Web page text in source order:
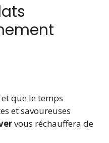
que le temps
et savoureuses
vous réchauffera de